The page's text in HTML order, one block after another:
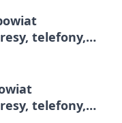
telefony,
telefony,